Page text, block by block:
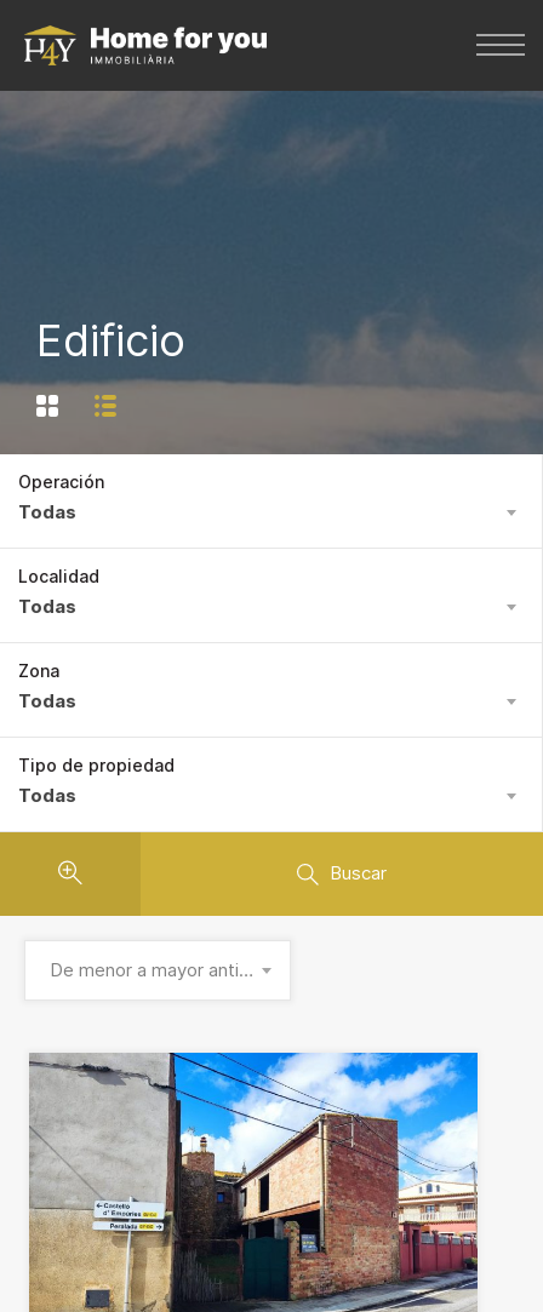
Edificio
Operación
Todas
Localidad
Todas
Zona
Todas
Tipo de propiedad
Todas
Buscar
De menor a mayor antigüedad